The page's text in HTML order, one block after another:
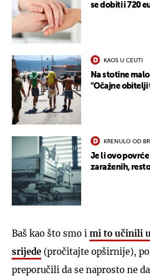
se dobiti i 720
KAOS U CEUTI
Na stotine
"Očajne obitelji
KRENULO OD
Je li ovo
zaraženih,
Baš kao što smo i mi to učinili
srijede (pročitajte opširnije),
preporučili da se naprosto ne